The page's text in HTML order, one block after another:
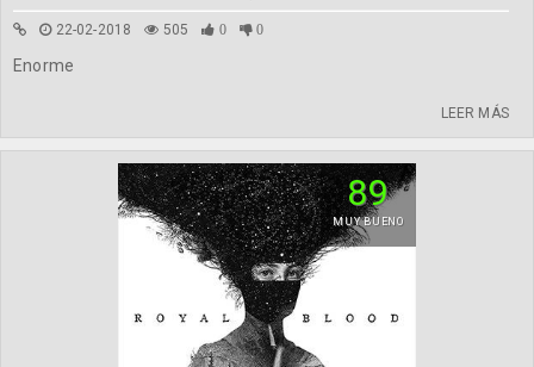
22-02-2018 505 0 0
Enorme
LEER MÁS
89
MUY BUENO